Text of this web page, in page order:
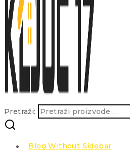
Pretraži:
Blog Without Sidebar